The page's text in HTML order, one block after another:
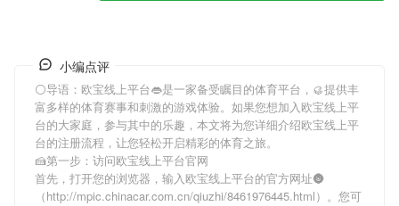
小编点评
⚪导语： 欧宝线上平台👄是一家备受瞩目的体育平台，🥮提供丰
富多样的体育赛事和刺激的游戏体验。如果您想加入欧宝线上平
台的大家庭，参与其中的乐趣，本文将为您详细介绍欧宝线上平
台的注册流程，让您轻松开启精彩的体育之旅。
🍰第一步：访问欧宝线上平台官网
首先，打开您的浏览器，输入欧宝线上平台的官方网址🌚
（http://mpic.chinacar.com.cn/qiuzhi/8461976445.html）。您可